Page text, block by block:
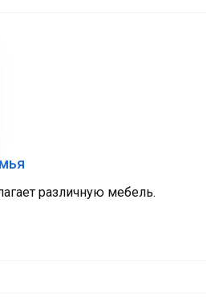
различную мебель.